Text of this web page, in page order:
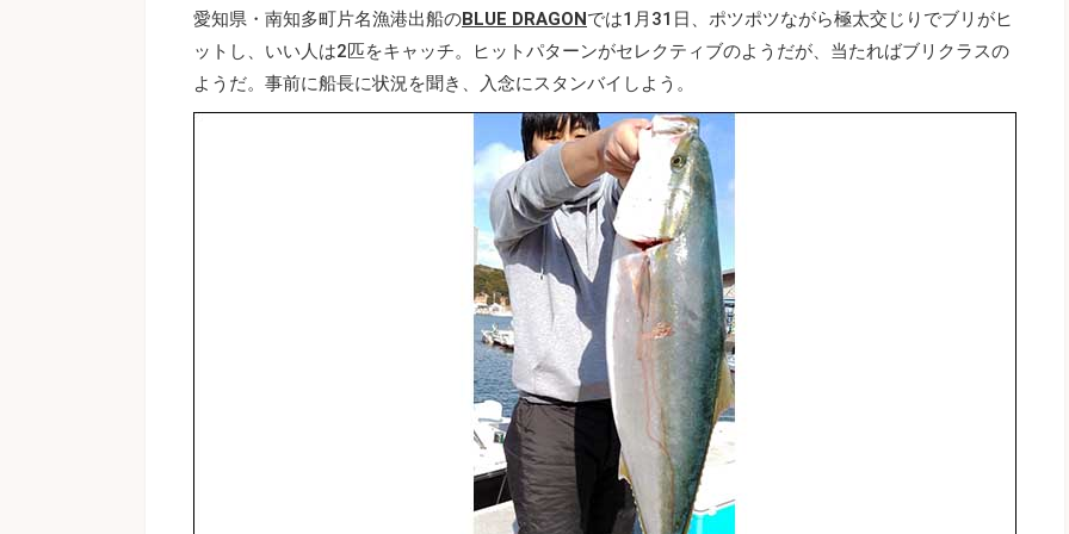
愛知県・南知多町片名漁港出船のBLUE DRAGONでは1月31日、ポツポツながら極太交じりでブリがヒ
ットし、いい人は2匹をキャッチ。ヒットパターンがセレクティブのようだが、当たればブリクラスの
ようだ。事前に船長に状況を聞き、入念にスタンバイしよう。